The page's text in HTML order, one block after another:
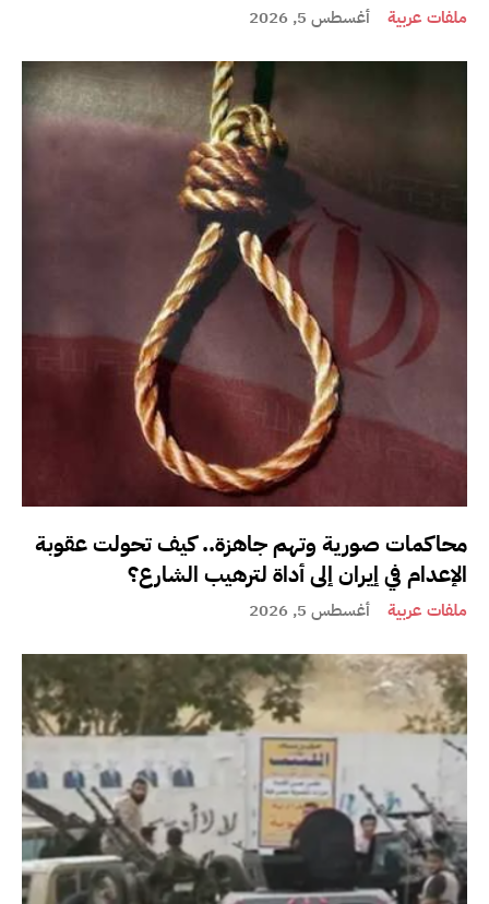
ملفات عربية أغسطس 5, 2026
محاكمات صورية وتهم جاهزة.. كيف تحولت عقوبة
الإعدام في إيران إلى أداة لترهيب الشارع؟
ملفات عربية أغسطس 5, 2026